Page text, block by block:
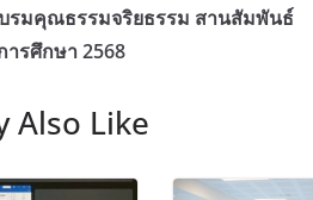
รมคุณธรรมจริยธรรม สานสัมพันธ์
รศึกษา 2568
Also Like